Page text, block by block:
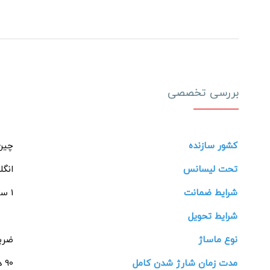
بررسی تخصصی
کشور سازنده
تحت لیسانس
شرایط ضمانت
1 ساله شرکتی
شرایط تحویل
نوع ماساژ
مدت زمان شارژ شدن کامل
90 دقیقه